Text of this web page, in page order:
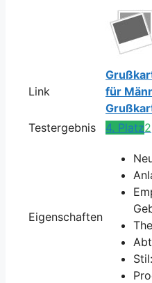
Link
für
Testergebnis
4. Platz
Eigenschaften